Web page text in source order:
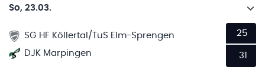
So, 23.03.
SG HF Köllertal/TuS Elm-Sprengen
DJK Marpingen
25
31